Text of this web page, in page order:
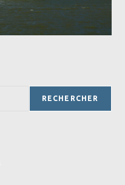
RECHERCHER